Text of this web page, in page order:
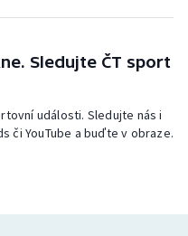
Sledujte ČT sport
události. Sledujte nás i
či YouTube a buďte v obraze.